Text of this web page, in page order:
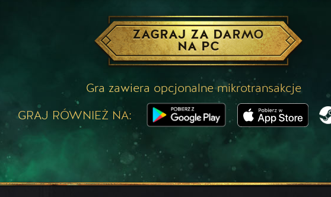
ZAGRAJ ZA DARMO
NA PC
Gra zawiera opcjonalne mikrotransakcje
GRAJ RÓWNIEŻ NA: